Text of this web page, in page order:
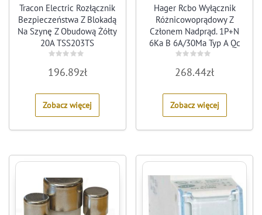
Tracon Electric Rozłącznik
Bezpieczeństwa Z Blokadą
Na Szynę Z Obudową Żółty
20A TSS203TS
0
5
196.89zł
Zobacz więcej
Hager Rcbo Wyłącznik
Różnicowoprądowy Z
Członem Nadprąd. 1P+N
6Ka B 6A/30Ma Typ A Qc
(Ads906D)
0
5
268.44zł
Zobacz więcej